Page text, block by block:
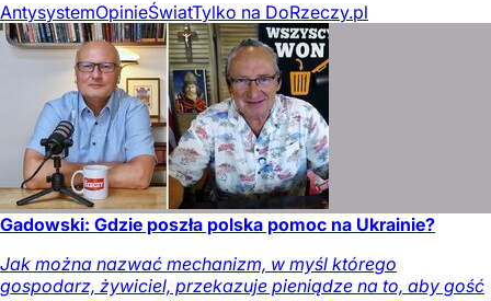
AntysystemOpinieŚwiatTylko na DoRzeczy.pl
Gadowski: Gdzie poszła polska pomoc na Ukrainie?
Jak można nazwać mechanizm, w myśl którego
gospodarz, żywiciel, przekazuje pieniądze na to, aby gość